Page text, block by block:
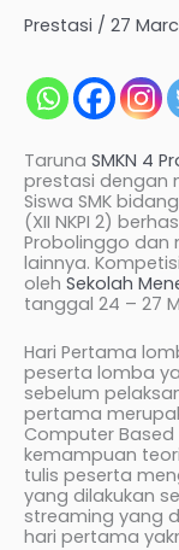
Prestasi / 27
Taruna SMKN 4
prestasi dengan
Siswa SMK
(XII NKPI 2)
Probolinggo dan
lainnya.
oleh Sekolah
tanggal 24 – 27
Hari Pertama
peserta lomba
sebelum
pertama
Computer Based
kemampuan
tulis peserta
yang dilakukan
streaming yang
hari pertama